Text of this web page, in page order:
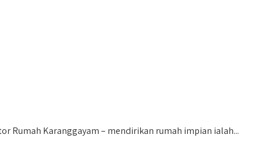
Rumah Karanggayam – mendirikan rumah impian ialah...